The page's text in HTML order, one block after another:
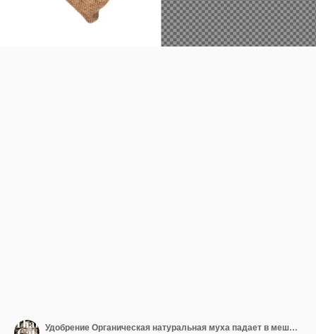
Удобрение Органическая натуральная муха падает в мешок трубка компост удобрение для посадки плавает в воздухе Органическое удобрение бросается в воздухе Белый фон изолированный высокоскоростное замерзающее движение